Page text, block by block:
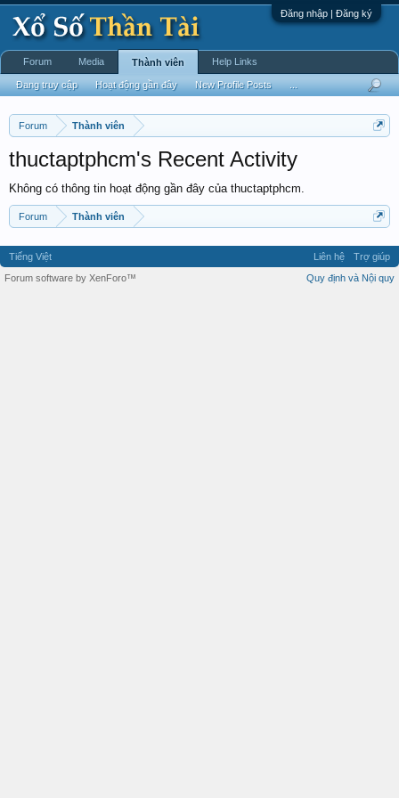
Đăng nhập | Đăng ký
Forum Thành viên
thuctaptphcm's Recent Activity
Không có thông tin hoạt động gần đây của thuctaptphcm.
Forum Thành viên
Forum Media Thành viên
Đang truy cập Hoạt động gần đây New Profile Posts
Help Links
Tiếng Việt Liên hệ
Trợ giúp
Quy định và Nội quy
Forum software by XenForo™